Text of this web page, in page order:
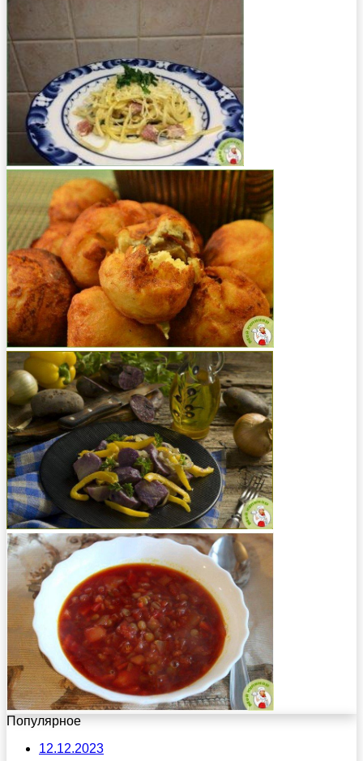
Популярное
12.12.2023